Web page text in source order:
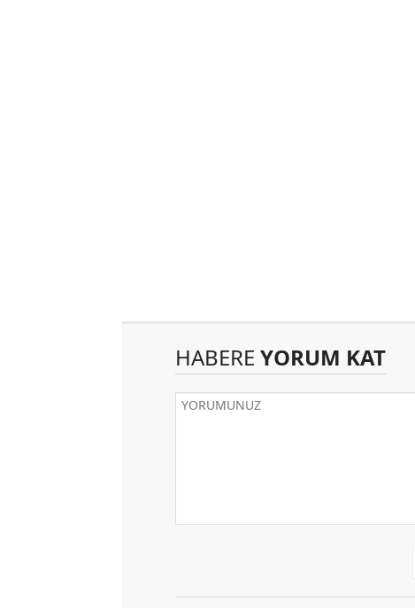
HABERE YORUM KAT